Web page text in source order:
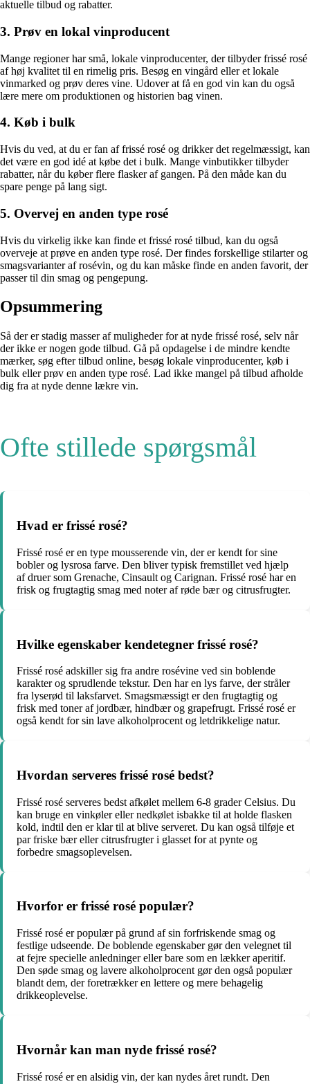
aktuelle tilbud og rabatter.
3. Prøv en lokal vinproducent
Mange regioner har små, lokale vinproducenter, der tilbyder frissé rosé
af høj kvalitet til en rimelig pris. Besøg en vingård eller et lokale
vinmarked og prøv deres vine. Udover at få en god vin kan du også
lære mere om produktionen og historien bag vinen.
4. Køb i bulk
Hvis du ved, at du er fan af frissé rosé og drikker det regelmæssigt, kan
det være en god idé at købe det i bulk. Mange vinbutikker tilbyder
rabatter, når du køber flere flasker af gangen. På den måde kan du
spare penge på lang sigt.
5. Overvej en anden type rosé
Hvis du virkelig ikke kan finde et frissé rosé tilbud, kan du også
overveje at prøve en anden type rosé. Der findes forskellige stilarter og
smagsvarianter af rosévin, og du kan måske finde en anden favorit, der
passer til din smag og pengepung.
Opsummering
Så der er stadig masser af muligheder for at nyde frissé rosé, selv når
der ikke er nogen gode tilbud. Gå på opdagelse i de mindre kendte
mærker, søg efter tilbud online, besøg lokale vinproducenter, køb i
bulk eller prøv en anden type rosé. Lad ikke mangel på tilbud afholde
dig fra at nyde denne lækre vin.
Ofte stillede spørgsmål
Hvad er frissé rosé?
Frissé rosé er en type mousserende vin, der er kendt for sine
bobler og lysrosa farve. Den bliver typisk fremstillet ved hjælp
af druer som Grenache, Cinsault og Carignan. Frissé rosé har en
frisk og frugtagtig smag med noter af røde bær og citrusfrugter.
Hvilke egenskaber kendetegner frissé rosé?
Frissé rosé adskiller sig fra andre rosévine ved sin boblende
karakter og sprudlende tekstur. Den har en lys farve, der stråler
fra lyserød til laksfarvet. Smagsmæssigt er den frugtagtig og
frisk med toner af jordbær, hindbær og grapefrugt. Frissé rosé er
også kendt for sin lave alkoholprocent og letdrikkelige natur.
Hvordan serveres frissé rosé bedst?
Frissé rosé serveres bedst afkølet mellem 6-8 grader Celsius. Du
kan bruge en vinkøler eller nedkølet isbakke til at holde flasken
kold, indtil den er klar til at blive serveret. Du kan også tilføje et
par friske bær eller citrusfrugter i glasset for at pynte og
forbedre smagsoplevelsen.
Hvorfor er frissé rosé populær?
Frissé rosé er populær på grund af sin forfriskende smag og
festlige udseende. De boblende egenskaber gør den velegnet til
at fejre specielle anledninger eller bare som en lækker aperitif.
Den søde smag og lavere alkoholprocent gør den også populær
blandt dem, der foretrækker en lettere og mere behagelig
drikkeoplevelse.
Hvornår kan man nyde frissé rosé?
Frissé rosé er en alsidig vin, der kan nydes året rundt. Den